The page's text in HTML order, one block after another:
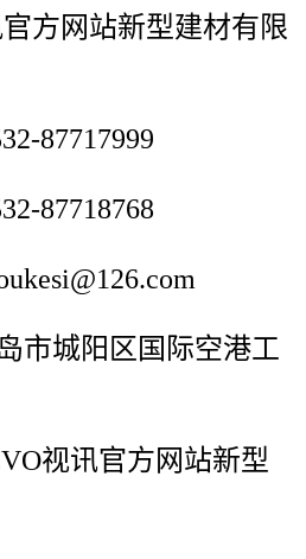
方网站新型建材有限
87717999
87718768
城阳区国际空港工
视讯官方网站新型